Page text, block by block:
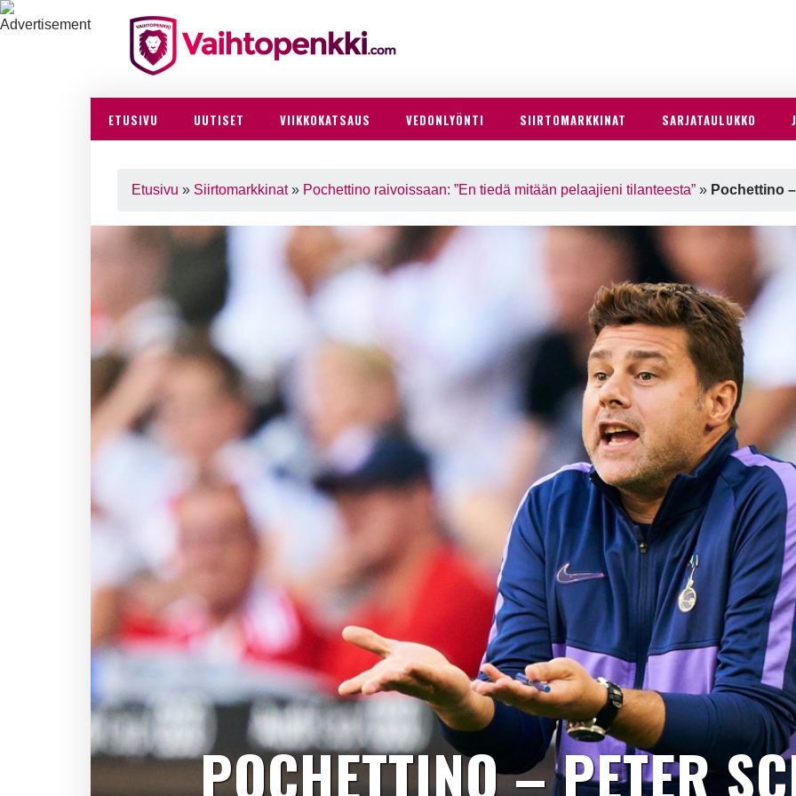
ETUSIVU UUTISET VIIKKOKATSAUS VEDONLYÖNTI SIIRTOMARKKINAT SARJATAULUKKO
Etusivu » Siirtomarkkinat» Pochettino raivoissaan: ”En tiedä mitään pelaajieni tilanteesta” » Pochettino
POCHETTINO – PETER